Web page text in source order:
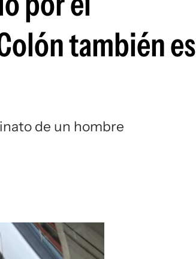
también es
de un hombre